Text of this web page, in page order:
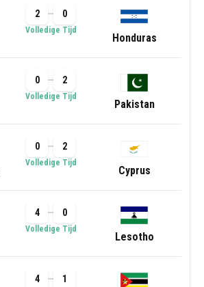
2 0
Volledige Tijd
Honduras
0 2
Volledige Tijd
Pakistan
0 2
Volledige Tijd
Cyprus
4 0
Volledige Tijd
Lesotho
4 1